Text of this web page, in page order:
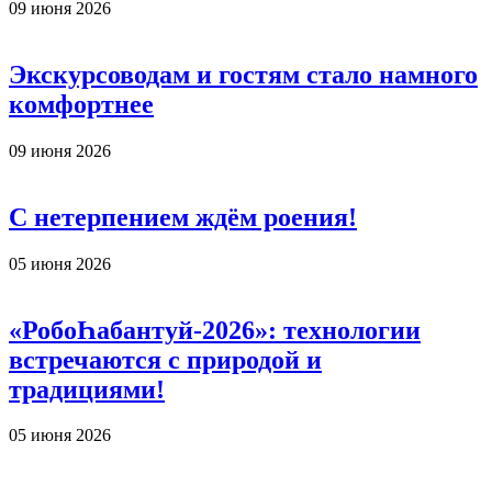
09 июня 2026
Экскурсоводам и гостям стало намного
комфортнее
09 июня 2026
С нетерпением ждём роения!
05 июня 2026
«РобоҺабантуй-2026»: технологии
встречаются с природой и
традициями!
05 июня 2026